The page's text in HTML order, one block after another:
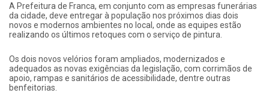
A Prefeitura de Franca, em conjunto com as empresas funerárias
da cidade, deve entregar à população nos próximos dias dois
novos e modernos ambientes no local, onde as equipes estão
realizando os últimos retoques com o serviço de pintura.
Os dois novos velórios foram ampliados, modernizados e
adequados as novas exigências da legislação, com corrimãos de
apoio, rampas e sanitários de acessibilidade, dentre outras
benfeitorias.